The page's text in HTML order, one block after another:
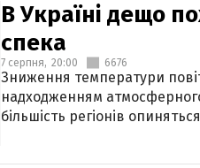
В Україні дещо
спека
7 серпня, 20:00 6676
Зниження температури
надходженням
більшість регіонів